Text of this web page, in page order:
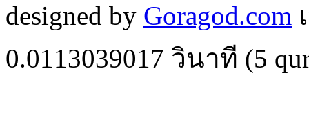
designed by Goragod.com
0.0113039017 วินาที (5